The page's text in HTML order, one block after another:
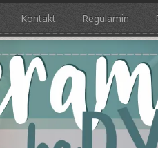
Kontakt Regulamin